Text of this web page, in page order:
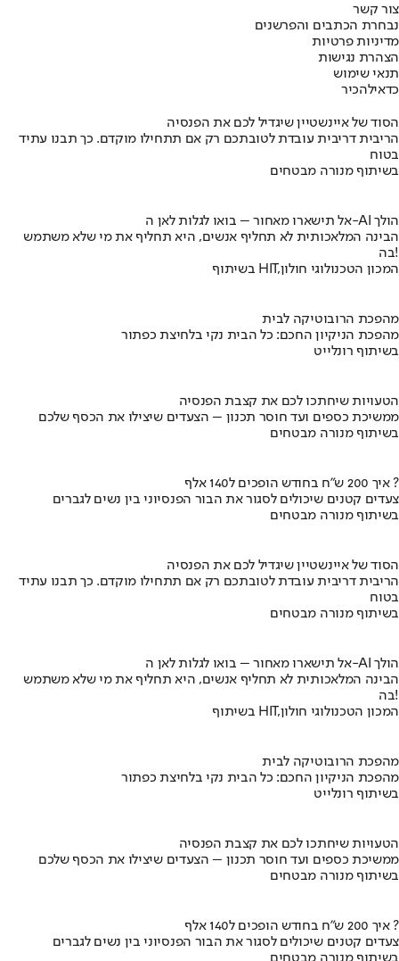
צור קשר
נבחרת הכתבים והפרשנים
מדיניות פרטיות
הצהרת נגישות
תנאי שימוש
כדאילהכיר
הסוד של איינשטיין שיגדיל לכם את הפנסיה
הריבית דריבית עובדת לטובתכם רק אם תתחילו מוקדם. כך תבנו עתיד
בטוח
בשיתוף מנורה מבטחים
אל תישארו מאחור – בואו לגלות לאן ה-AI הולך
הבינה המלאכותית לא תחליף אנשים, היא תחליף את מי שלא משתמש
בה!
בשיתוף HIT,המכון הטכנולוגי חולון
מהפכת הרובוטיקה לבית
מהפכת הניקיון החכם: כל הבית נקי בלחיצת כפתור
בשיתוף רונלייט
הטעויות שיחתכו לכם את קצבת הפנסיה
ממשיכת כספים ועד חוסר תכנון – הצעדים שיצילו את הכסף שלכם
בשיתוף מנורה מבטחים
איך 200 ש"ח בחודש הופכים ל140 אלף ?
צעדים קטנים שיכולים לסגור את הבור הפנסיוני בין נשים לגברים
בשיתוף מנורה מבטחים
הסוד של איינשטיין שיגדיל לכם את הפנסיה
הריבית דריבית עובדת לטובתכם רק אם תתחילו מוקדם. כך תבנו עתיד
בטוח
בשיתוף מנורה מבטחים
אל תישארו מאחור – בואו לגלות לאן ה-AI הולך
הבינה המלאכותית לא תחליף אנשים, היא תחליף את מי שלא משתמש
בה!
בשיתוף HIT,המכון הטכנולוגי חולון
מהפכת הרובוטיקה לבית
מהפכת הניקיון החכם: כל הבית נקי בלחיצת כפתור
בשיתוף רונלייט
הטעויות שיחתכו לכם את קצבת הפנסיה
ממשיכת כספים ועד חוסר תכנון – הצעדים שיצילו את הכסף שלכם
בשיתוף מנורה מבטחים
איך 200 ש"ח בחודש הופכים ל140 אלף ?
צעדים קטנים שיכולים לסגור את הבור הפנסיוני בין נשים לגברים